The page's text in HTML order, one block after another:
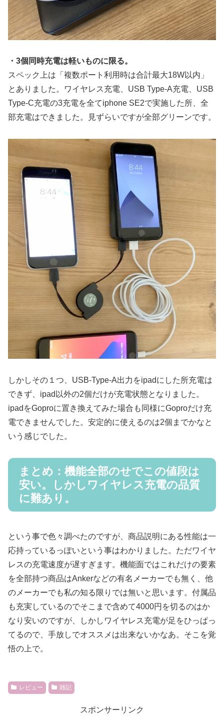
・3個同時充電は軽いものに限る。
スペック上は「複数ポート利用時は合計最大18W以内」
とありました。ワイヤレス充電、USB Type-A充電、USB
Type-C充電の3充電を全てiphone SE2で実施した所、全
部充電はできました。見ずらいですが全部グリーンです。
しかしその１つ、USB-Type-A出力をipadにした所充電は
できず、ipad以外の2個だけが充電状態となりました。
ipadをGoproに置き換えてみた場合も同様にGoproだけ充
電できませんでした。安定的に使えるのは2個までかなと
いう感じでした。
まとめ：機能全部のせでこの値段は
安い。しかしワイヤレス充電の品質
に難あり。
という事で色々調べたのですが、商品説明にある性能は一
応持っているっぽいという事はわかりました。ただワイヤ
レスの充電速度が遅すぎます。機能面ではこれだけの要素
を全部持つ商品はAnkerなどの有名メーカーでも無く、他
のメーカーでも私の知る限りでは無いと思います。付属品
も充実しているのでそこまで含めて4000円を切るのはか
なり安いのですが、しかしワイヤレス充電が足をひっぱっ
てるので、手放しでオススメは出来ないかなあ。そこを覚
悟の上で。
レビュー 雑記
スポンサーリンク